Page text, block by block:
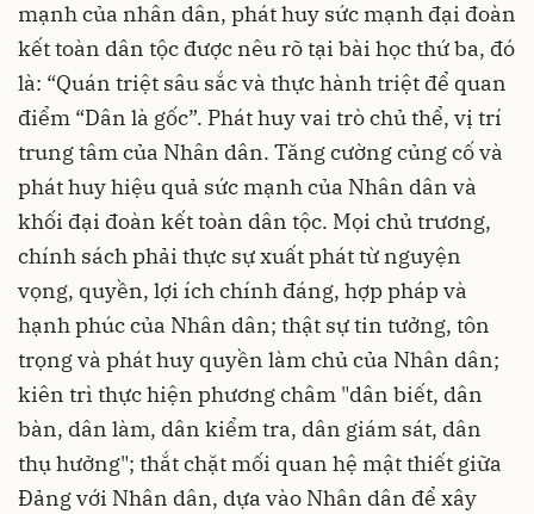
mạnh của nhân dân, phát huy sức mạnh đại đoàn
kết toàn dân tộc được nêu rõ tại bài học thứ ba, đó
là: “Quán triệt sâu sắc và thực hành triệt để quan
điểm “Dân là gốc”. Phát huy vai trò chủ thể, vị trí
trung tâm của Nhân dân. Tăng cường củng cố và
phát huy hiệu quả sức mạnh của Nhân dân và
khối đại đoàn kết toàn dân tộc. Mọi chủ trương,
chính sách phải thực sự xuất phát từ nguyện
vọng, quyền, lợi ích chính đáng, hợp pháp và
hạnh phúc của Nhân dân; thật sự tin tưởng, tôn
trọng và phát huy quyền làm chủ của Nhân dân;
kiên trì thực hiện phương châm "dân biết, dân
bàn, dân làm, dân kiểm tra, dân giám sát, dân
thụ hưởng"; thắt chặt mối quan hệ mật thiết giữa
Đảng với Nhân dân, dựa vào Nhân dân để xây